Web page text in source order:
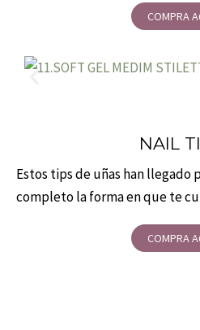
COMPRA
NAIL
Estos tips de uñas han llegado
completo la forma en que te
COMPRA